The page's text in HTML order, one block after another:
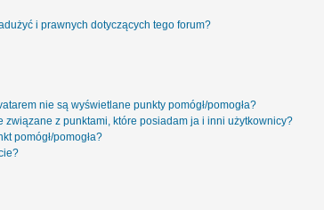
i prawnych dotyczących tego forum?
nie są wyświetlane punkty pomógł/pomogła?
z punktami, które posiadam ja i inni użytkownicy?
pomógł/pomogła?